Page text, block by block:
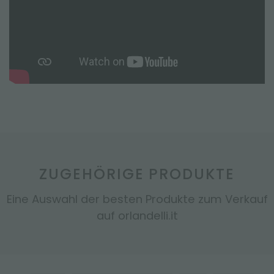
ZUGEHÖRIGE PRODUKTE
Eine Auswahl der besten Produkte zum Verkauf
auf orlandelli.it